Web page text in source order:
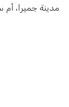
مدينة جميرا،